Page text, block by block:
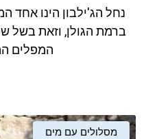
נחל הג'ילבון הינו אחד
ברמת הגולן, וזאת בשל
המפלים
מסלולים עם מים